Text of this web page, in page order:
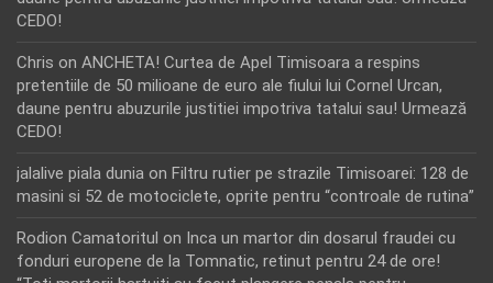
CEDO!
Chris on ANCHETA! Curtea de Apel Timisoara a respins
pretentiile de 50 milioane de euro ale fiului lui Cornel Urcan,
daune pentru abuzurile justitiei impotriva tatalui sau! Urmează
CEDO!
jalalive piala dunia on Filtru rutier pe strazile Timisoarei: 128 de
masini si 52 de motociclete, oprite pentru “controale de rutina”
Rodion Camatoritul on Inca un martor din dosarul fraudei cu
fonduri europene de la Tomnatic, retinut pentru 24 de ore!